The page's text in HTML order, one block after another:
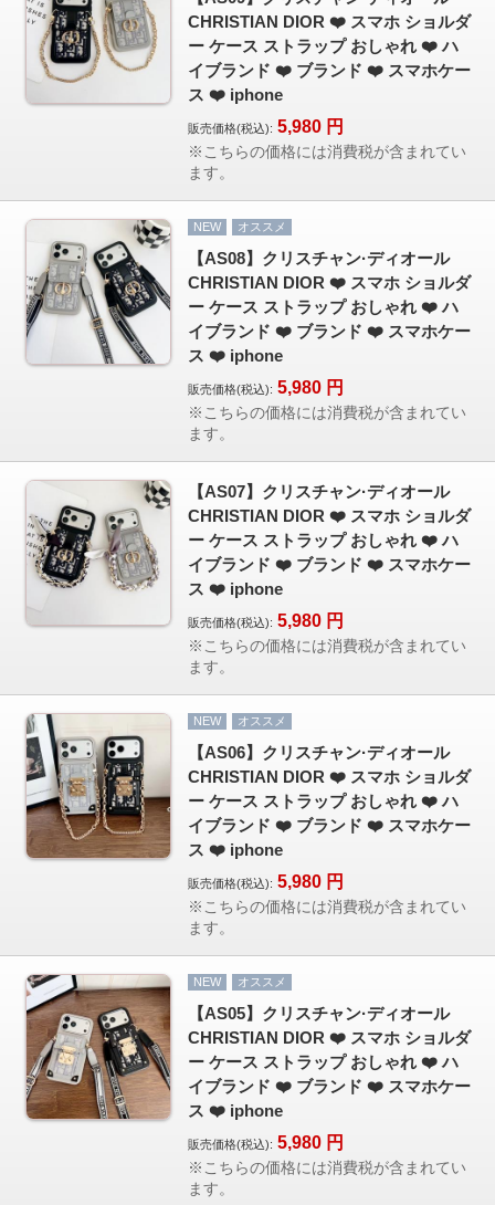
CHRISTIAN DIOR ❤️ スマホ ショルダ
ー ケース ストラップ おしゃれ ❤️ ハ
イブランド ❤️ ブランド ❤️ スマホケー
ス ❤️ iphone
販売価格(税込): 5,980 円
※こちらの価格には消費税が含まれてい
ます。
NEW オススメ
【AS08】クリスチャン·ディオール
CHRISTIAN DIOR ❤️ スマホ ショルダ
ー ケース ストラップ おしゃれ ❤️ ハ
イブランド ❤️ ブランド ❤️ スマホケー
ス ❤️ iphone
販売価格(税込): 5,980 円
※こちらの価格には消費税が含まれてい
ます。
【AS07】クリスチャン·ディオール
CHRISTIAN DIOR ❤️ スマホ ショルダ
ー ケース ストラップ おしゃれ ❤️ ハ
イブランド ❤️ ブランド ❤️ スマホケー
ス ❤️ iphone
販売価格(税込): 5,980 円
※こちらの価格には消費税が含まれてい
ます。
NEW オススメ
【AS06】クリスチャン·ディオール
CHRISTIAN DIOR ❤️ スマホ ショルダ
ー ケース ストラップ おしゃれ ❤️ ハ
イブランド ❤️ ブランド ❤️ スマホケー
ス ❤️ iphone
販売価格(税込): 5,980 円
※こちらの価格には消費税が含まれてい
ます。
NEW オススメ
【AS05】クリスチャン·ディオール
CHRISTIAN DIOR ❤️ スマホ ショルダ
ー ケース ストラップ おしゃれ ❤️ ハ
イブランド ❤️ ブランド ❤️ スマホケー
ス ❤️ iphone
販売価格(税込): 5,980 円
※こちらの価格には消費税が含まれてい
ます。